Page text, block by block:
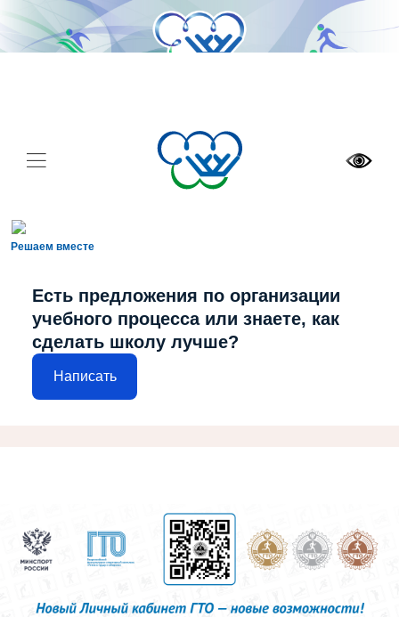
Решаем вместе
Есть предложения по организации
учебного процесса или знаете, как
сделать школу лучше?
Написать